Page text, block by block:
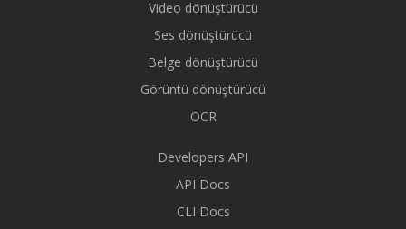
Video dönüştürücü
Ses dönüştürücü
Belge dönüştürücü
Görüntü dönüştürücü
OCR
Developers API
API Docs
CLI Docs